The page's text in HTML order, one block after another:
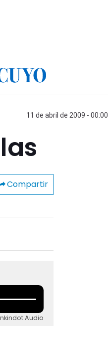
11 de abril de 2009 - 00:00
Compartir
Audio